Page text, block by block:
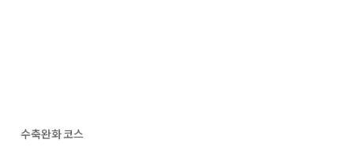
수축완화 코스